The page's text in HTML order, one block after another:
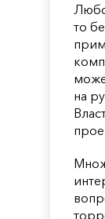
то
на